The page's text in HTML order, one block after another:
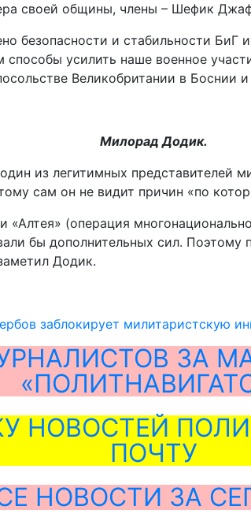
своей общины, члены – Шефик
безопасности и стабильности БиГ
усилить наше военное
Великобритании в Боснии и
Милорад Додик.
из легитимных представителей
сам он не видит причин «по
(операция
бы дополнительных сил.
Додик.
заблокирует милитаристскую
ЗА
НОВОСТЕЙ
ПОЧТУ
НОВОСТИ ЗА